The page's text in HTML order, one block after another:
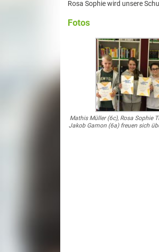
Rosa Sophie wird unsere
Fotos
Mathis Müller (6c), Rosa Sophie
Jakob Gamon (6a) freuen sich